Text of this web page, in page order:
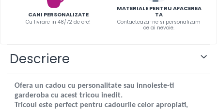
CANI PERSONALIZATE
Cu livrare in 48/72 de ore!
MATERIALE PENTRU AFACEREA
TA
Contacteaza-ne si personalizam
ce ai nevoie.
Descriere
Ofera un cadou cu personalitate sau innoieste-ti
garderoba cu acest tricou inedit.
Tricoul este perfect pentru cadourile celor apropiati,